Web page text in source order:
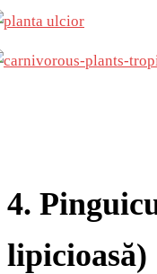
4.
lipicioasă)